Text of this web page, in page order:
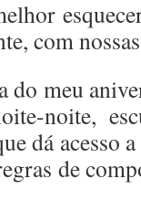
com
do meu
noite,
dá acesso
de